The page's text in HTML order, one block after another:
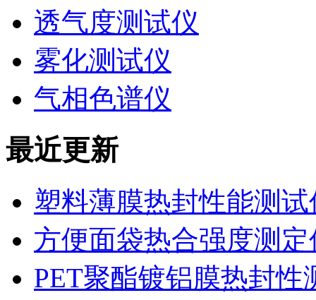
透气度测试仪
雾化测试仪
气相色谱仪
最近更新
塑料薄膜热封性能测
方便面袋热合强度测
PET聚酯镀铝膜热封性